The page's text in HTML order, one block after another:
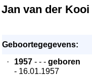
Jan van der Kooi
Geboortegegevens:
·
1957 - - - geboren
- 16.01.1957